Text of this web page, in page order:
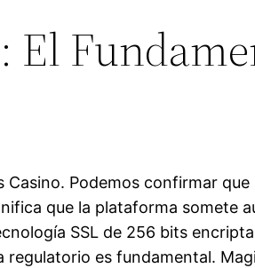
Podemos confirmar
que la plataforma somete
SSL de 256 bits
regulatorio es fundamental.